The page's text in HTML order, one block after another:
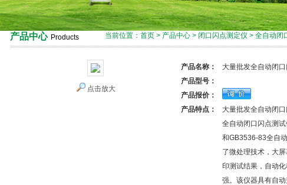
产品中心 Products 当前位置： 首页 > 产品中心 > 闭口闪点测定仪 > 全自动闭
点击放大
产品名称：
大量批发全自动闭
产品型号：
产品报价：
产品特点：
大量批发全自动闭
全自动闭口闪点测
和GB3536-83全自
了微处理技术，大
印测试结果，自动
强。该仪器具有自